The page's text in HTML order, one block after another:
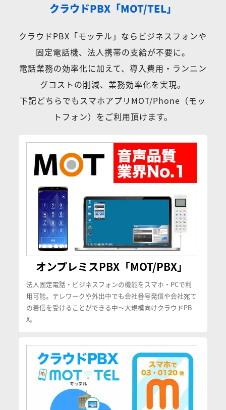
クラウドPBX「MOT/TEL」
クラウドPBX「モッテル」ならビジネスフォンや
固定電話機、法人携帯の支給が不要に。
電話業務の効率化に加えて、導入費用・ランニン
グコストの削減、業務効率化を実現。
下記どちらでもスマホアプリMOT/Phone（モッ
トフォン）をご利用頂けます。
オンプレミスPBX「MOT/PBX」
法人固定電話・ビジネスフォンの機能をスマホ・PCで利
用可能。テレワークや外出中でも会社番号発信や会社宛て
の着信を受けることができる中〜大規模向けクラウドPB
X。